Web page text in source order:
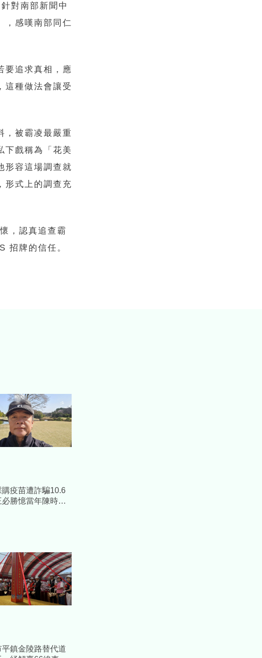
對南部新聞中
，感嘆南部同仁
要追求真相，應
這種做法會讓受
，被霸凌最嚴重
下戲稱為「花美
形容這場調查就
形式上的調查充
，認真追查霸
招牌的信任。
購疫苗遭詐騙10.6
勝憶當年陳時中
平鎮金陵路替代道